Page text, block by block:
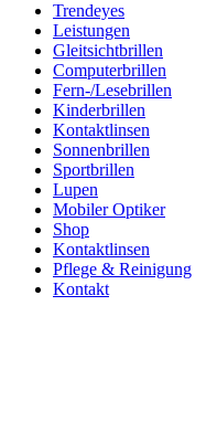
Trendeyes
Leistungen
Gleitsichtbrillen
Computerbrillen
Fern-/Lesebrillen
Kinderbrillen
Kontaktlinsen
Sonnenbrillen
Sportbrillen
Lupen
Mobiler Optiker
Shop
Kontaktlinsen
Pflege & Reinigung
Kontakt